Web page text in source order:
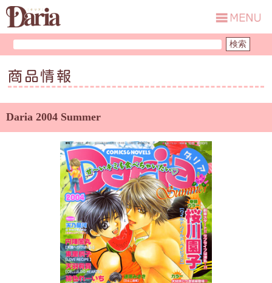
商品情報
Daria 2004 Summer